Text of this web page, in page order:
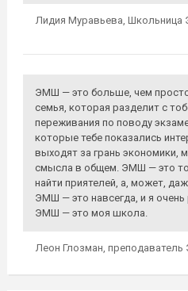
Лидия Муравьева, Школьница
ЭМШ — это больше, чем
семья, которая разделит с
переживания по поводу
которые тебе показались
выходят за грань экономики,
смысла в общем. ЭМШ — это
найти приятелей, а, может,
ЭМШ — это навсегда, и я очень
ЭМШ — это моя школа.
Леон Глозман,